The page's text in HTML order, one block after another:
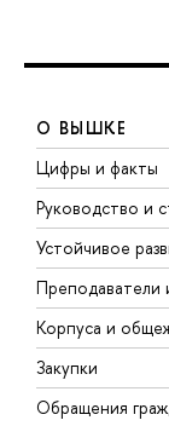
О ВЫШКЕ
Цифры и факты
Руководство и
Устойчивое
Преподаватели
Корпуса и
Закупки
Обращения